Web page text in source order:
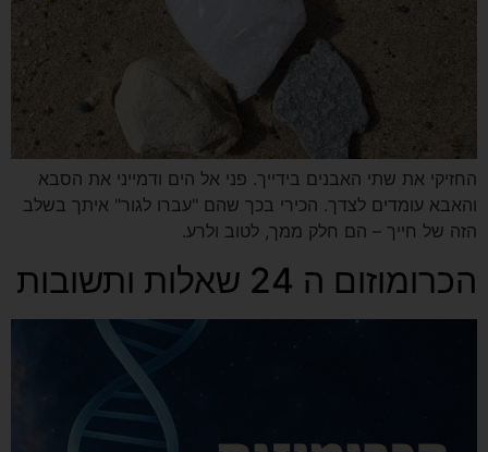
החזיקי את שתי האבנים בידייך. פני אל הים ודמייני את הסבא
והאבא עומדים לצדך. הכירי בכך שהם "עברו לגור" איתך בשלב
הזה של חייך – הם חלק ממך, לטוב ולרע.
הכרומוזום ה 24 שאלות ותשובות